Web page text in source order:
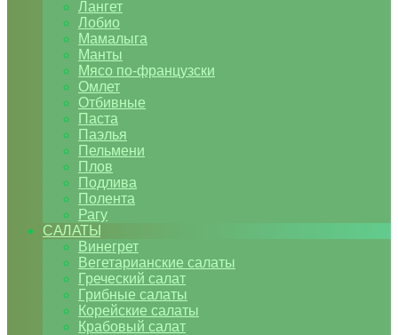
Лангет
Лобио
Мамалыга
Манты
Мясо по-французски
Омлет
Отбивные
Паста
Паэлья
Пельмени
Плов
Подлива
Полента
Рагу
САЛАТЫ
Винегрет
Вегетарианские салаты
Греческий салат
Грибные салаты
Корейские салаты
Крабовый салат